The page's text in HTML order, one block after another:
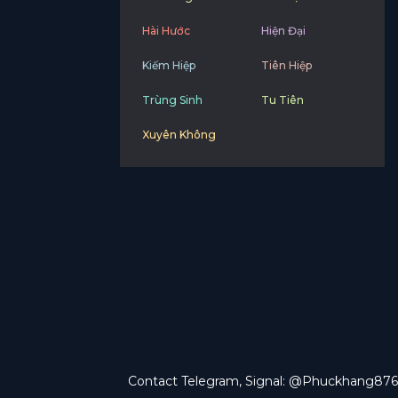
Hài Hước Hiện Đại
Kiếm Hiệp Tiên Hiệp
Trùng Sinh Tu Tiên
Xuyên Không
Contact Telegram, Signal: @Phuckhang876